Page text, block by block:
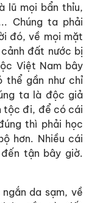
lũ mọi bẩn thỉu,
Chúng ta phải
đó, về mọi mặt
đất nước bị
Việt Nam bây
thể gần như chỉ
ta là độc giả
tộc đi, để có cái
thì phải học
hơn. Nhiều cái
tận bây giờ.
da sạm, về